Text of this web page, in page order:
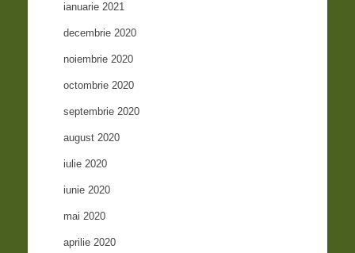
ianuarie 2021
decembrie 2020
noiembrie 2020
octombrie 2020
septembrie 2020
august 2020
iulie 2020
iunie 2020
mai 2020
aprilie 2020